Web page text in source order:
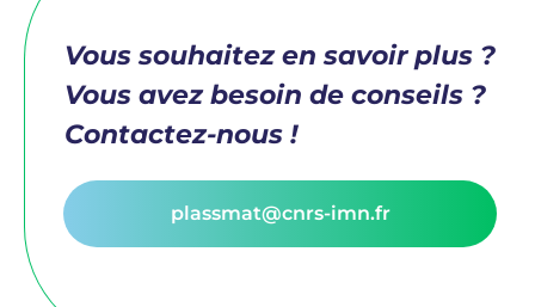
Vous souhaitez en savoir plus ?
Vous avez besoin de conseils ?
Contactez-nous !
plassmat@cnrs-imn.fr